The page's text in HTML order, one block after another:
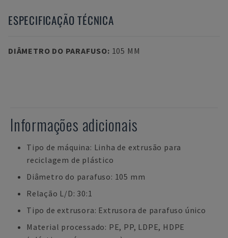
ESPECIFICAÇÃO TÉCNICA
DIÂMETRO DO PARAFUSO: 105 MM
Informações adicionais
Tipo de máquina: Linha de extrusão para
reciclagem de plástico
Diâmetro do parafuso: 105 mm
Relação L/D: 30:1
Tipo de extrusora: Extrusora de parafuso único
Material processado: PE, PP, LDPE, HDPE